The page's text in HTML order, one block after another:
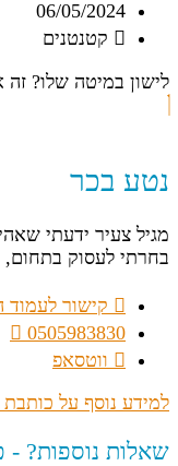
06/05/2024
קטנטנים
לישון במיטה שלו?
נטע בכר
מגיל צעיר ידעתי
בחרתי לעסוק
קישור לעמוד
0505983830
ווטסאפ
למידע נוסף על
שאלות נוספות? -